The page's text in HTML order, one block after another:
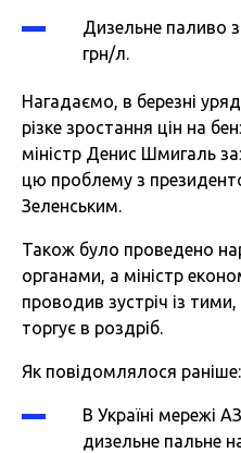
Дизельне паливо
грн/л.
Нагадаємо, в березні
різке зростання цін на
міністр Денис Шмигаль
цю проблему з
Зеленським.
Також було проведено
органами, а міністр
проводив зустріч із
торгує в роздріб.
Як повідомлялося раніше:
В Україні мережі
дизельне пальне